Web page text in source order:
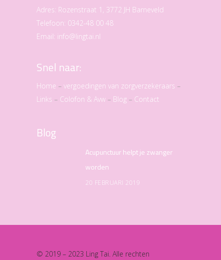
Adres: Rozenstraat 1, 3772 JH Barneveld
Telefoon: 0342-48 00 48
Email: info@lingtai.nl
Snel naar:
Home – vergoedingen van zorgverzekeraars –
Links – Colofon & Avw – Blog – Contact
Blog
Acupunctuur helpt je zwanger
worden
20 FEBRUARI 2019
© 2019 – 2023 Ling Tai. Alle rechten